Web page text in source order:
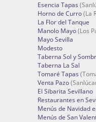
Esencia Tapas
Horno de Curro(La
La Flor del Tanque
Manolo Mayo(Los
Mayo Sevilla
Modesto
Taberna Sol y
Taberna La Sal
Tomaré Tapas
Venta Pazo
El Sibarita Sevillano
Restaurantes en
Menús de Navidad
Menús de San